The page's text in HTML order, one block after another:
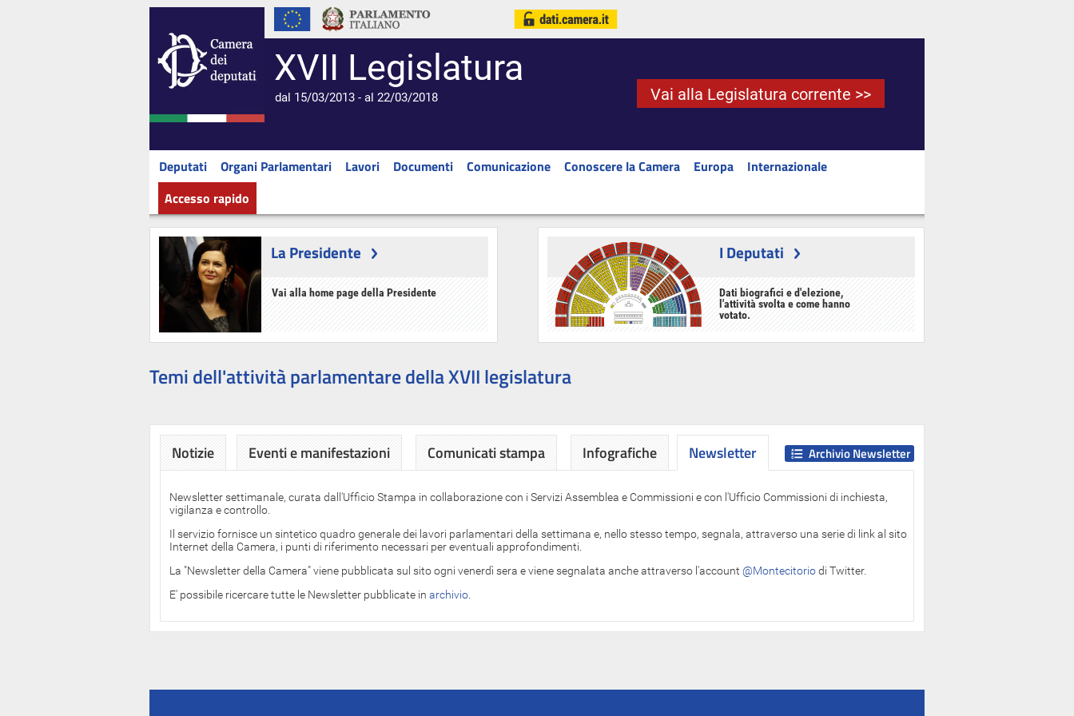
XVII Legislatura
dal 15/03/2013 - al 22/03/2018 Vai alla Legislatura corrente >>
Deputati Organi Parlamentari Lavori Documenti Comunicazione Conoscere la Camera Europa
Internazionale
Accesso rapido
La Presidente
Vai alla home page della Presidente
I Deputati
Dati biografici e d'elezione,
l'attività svolta e come hanno
votato.
Temi dell'attività parlamentare della XVII legislatura
Notizie Eventi e manifestazioni Comunicati stampa Infografiche Newsletter
Newsletter
Newsletter settimanale, curata dall'Ufficio Stampa in collaborazione con i Servizi Assemblea e Commissioni e con l'Ufficio Commissioni di inchiesta,
vigilanza e controllo.
Il servizio fornisce un sintetico quadro generale dei lavori parlamentari della settimana e, nello stesso tempo, segnala, attraverso una serie di link al sito
Internet della Camera, i punti di riferimento necessari per eventuali approfondimenti.
La "Newsletter della Camera" viene pubblicata sul sito ogni venerdì sera e viene segnalata anche attraverso l'account @Montecitoriodi Twitter.
E' possibile ricercare tutte le Newsletter pubblicate in archivio
Archivio Newsletter